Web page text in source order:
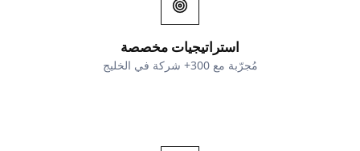
استراتيجيات مخصصة
مُجرّبة مع 300+ شركة في الخليج